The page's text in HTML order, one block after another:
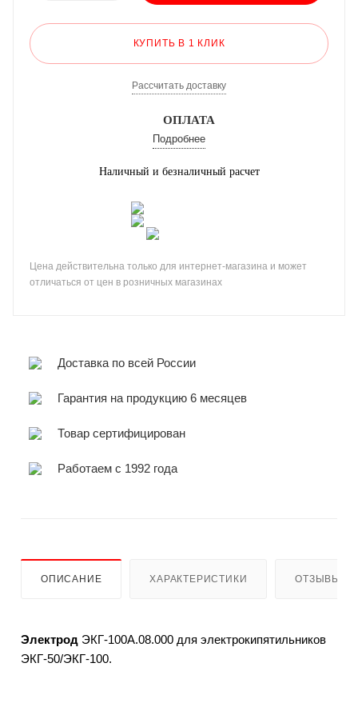
КУПИТЬ В 1 КЛИК
Рассчитать доставку
ОПЛАТА
Подробнее
Наличный и безналичный расчет
Цена действительна только для интернет-магазина и может
отличаться от цен в розничных магазинах
Доставка по всей России
Гарантия на продукцию 6 месяцев
Товар сертифицирован
Работаем с 1992 года
ОПИСАНИЕ ХАРАКТЕРИСТИКИ ОТЗЫВЫ
Электрод ЭКГ-100А.08.000 для электрокипятильников
ЭКГ-50/ЭКГ-100.